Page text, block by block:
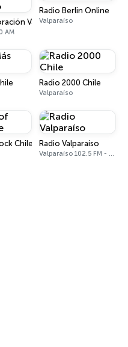
Valparaíso
AM
Radio Berlin Online
Valparaíso
Radio 2000 Chile
Valparaíso
Chile Radio Valparaíso
Valparaíso 102.5 FM - 1210 AM